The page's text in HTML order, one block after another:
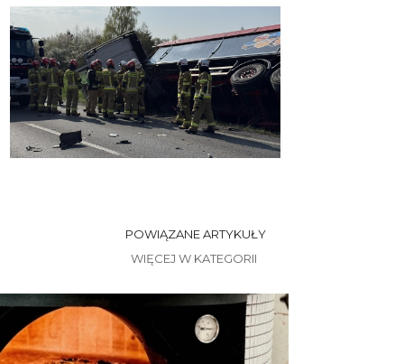
POWIĄZANE ARTYKUŁY
WIĘCEJ W KATEGORII